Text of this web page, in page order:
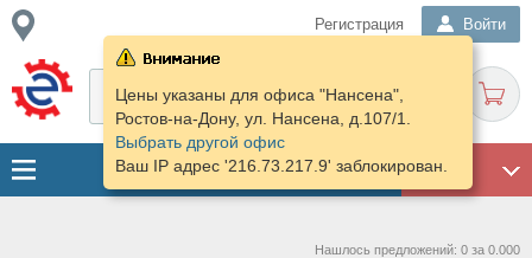
Регистрация Войти
ГАРАЖ
Цены указаны для офиса "Нансена",
Ростов-на-Дону, ул. Нансена, д.107/1.
Выбрать другой офис
Ваш IP адрес '216.73.217.9' заблокирован.
Нашлось предложений: 0 за 0.000